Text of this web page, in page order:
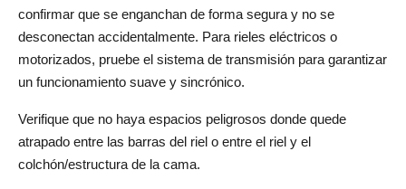
confirmar que se enganchan de forma segura y no se
desconectan accidentalmente. Para rieles eléctricos o
motorizados, pruebe el sistema de transmisión para garantizar
un funcionamiento suave y sincrónico.
Verifique que no haya espacios peligrosos donde quede
atrapado entre las barras del riel o entre el riel y el
colchón/estructura de la cama.